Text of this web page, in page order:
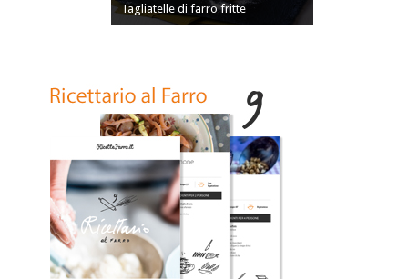
Tagliatelle di farro fritte